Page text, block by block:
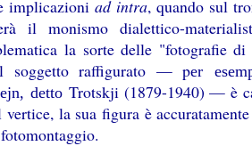
implicazioni ad intra, quando sul
il monismo dialettico-
la sorte delle "fotografie di
soggetto raffigurato — per
detto Trotskji(1879-1940) — è
la sua figura è